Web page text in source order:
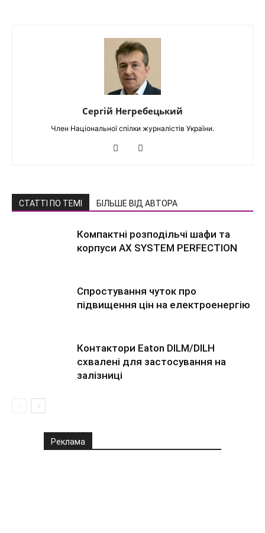
Сергій Негребецький
Член Національної спілки журналістів України.
СТАТТІ ПО ТЕМІ БІЛЬШЕ ВІД АВТОРА
Компактні розподільчі шафи та
корпуси AX SYSTEM PERFECTION
Спростування чуток про
підвищення цін на електроенергію
Контактори Eaton DILM/DILH
схвалені для застосування на
залізниці
Реклама